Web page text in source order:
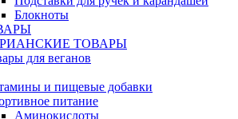
Блокноты
ТОВАРЫ
для веганов
и пищевые добавки
питание
Аминокислоты